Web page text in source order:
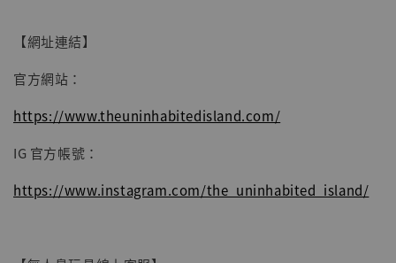
【網址連結】
官方網站：
https://www.theuninhabitedisland.com/
IG 官方帳號：
https://www.instagram.com/the_uninhabited_island/